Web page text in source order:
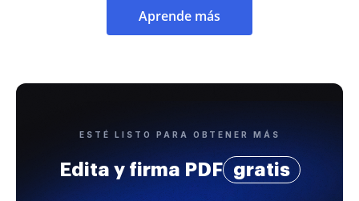
Aprende más
ESTÉ LISTO PARA OBTENER MÁS
Edita y firma PDF gratis